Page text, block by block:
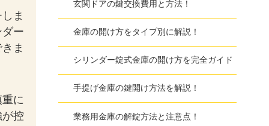
ま
ー
ま
に
控
玄関ドアの鍵交換費用と方法！
金庫の開け方をタイプ別に解説！
シリンダー錠式金庫の開け方を完全ガイド
手提げ金庫の鍵開け方法を解説！
業務用金庫の解錠方法と注意点！